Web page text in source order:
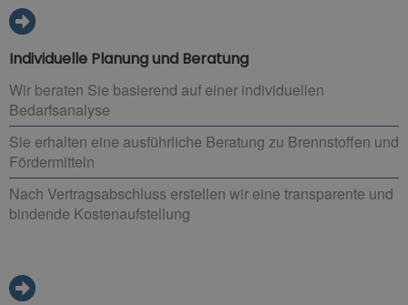
Individuelle Planung und Beratung
Wir beraten Sie basierend auf einer individuellen
Bedarfsanalyse
Sie erhalten eine ausführliche Beratung zu Brennstoffen und
Fördermitteln
Nach Vertragsabschluss erstellen wir eine transparente und
bindende Kostenaufstellung